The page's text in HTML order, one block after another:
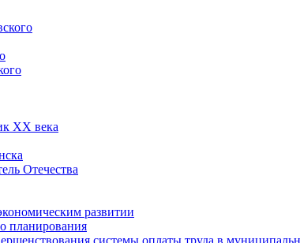
XX века
Отечества
развитии
планирования
системы оплаты труда в